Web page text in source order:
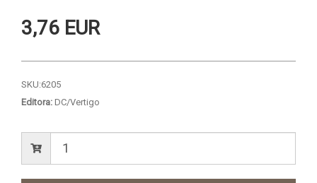
3,76 EUR
SKU:6205
Editora: DC/Vertigo